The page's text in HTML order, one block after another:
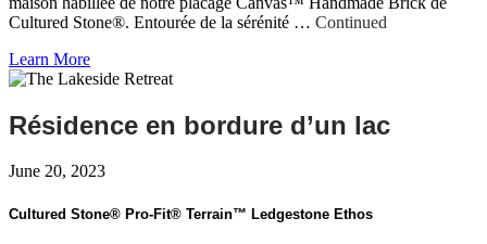
Cultured Stone®. Entourée de la sérénité … Continued
Learn More
Résidence en bordure d’un lac
June 20, 2023
Cultured Stone® Pro-Fit® Terrain™ Ledgestone Ethos